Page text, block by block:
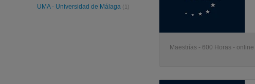
UMA - Universidad de Málaga (1)
Maestrías - 600 Horas - online